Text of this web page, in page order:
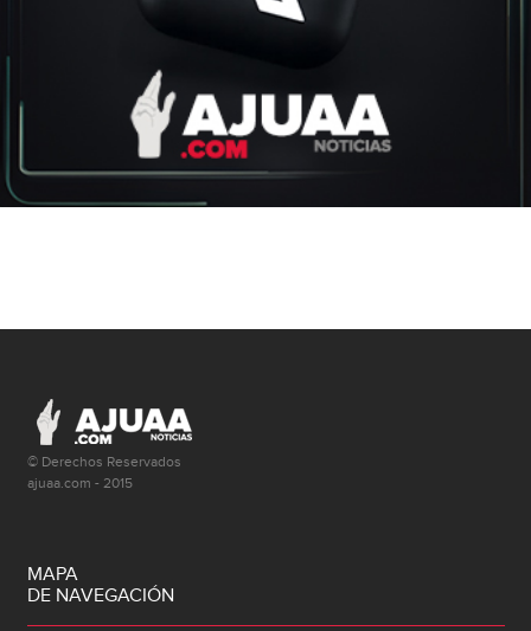
© Derechos Reservados
ajuaa.com - 2015
MAPA
DE NAVEGACIÓN